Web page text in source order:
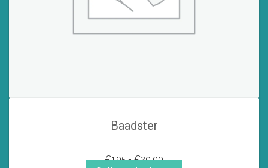
Baadster
€1,95 - €20,00Prijsklasse: